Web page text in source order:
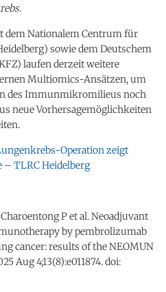
dem Nationalem Centrum für
sowie dem Deutschem
laufen derzeit weitere
Multiomics-Ansätzen, um
des Immunmikromilieus noch
neue Vorhersagemöglichkeiten
Operation zeigt
– TLRC Heidelberg
P et al. Neoadjuvant
by pembrolizumab
cancer: results of the NEOMUN
Aug 4;13(8):e011874. doi: